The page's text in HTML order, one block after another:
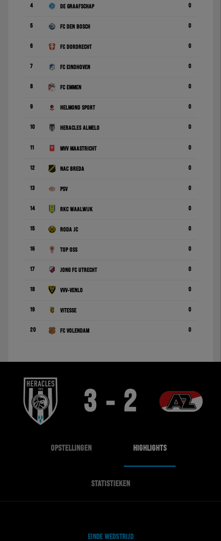
4 De Graafschap 0
5 FC Den Bosch 0
6 FC Dordrecht 0
7 FC Eindhoven 0
8 FC Emmen 0
9 Helmond Sport 0
10 Heracles Almelo 0
11 MVV Maastricht 0
12 NAC Breda 0
13 PSV 0
14 RKC Waalwijk 0
15 Roda JC 0
16 TOP Oss 0
17 Jong FC Utrecht 0
18 VVV-Venlo 0
19 Vitesse 0
20 FC Volendam 0
3 - 2
OPSTELLINGEN HIGHLIGHTS
STATISTIEKEN
EINDE WEDSTRIJD